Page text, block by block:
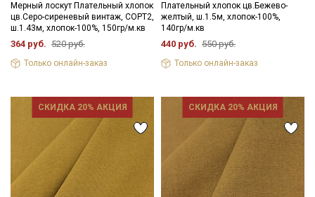
Мерный лоскут Плательный хлопок
цв.Серо-сиреневый винтаж, СОРТ2,
ш.1.43м, хлопок-100%, 150гр/м.кв
364 руб. 520 руб.
Только онлайн-заказ
Плательный хлопок цв.Бежево-
желтый, ш.1.5м, хлопок-100%,
140гр/м.кв
440 руб. 550 руб.
Только онлайн-заказ
СКИДКА 20% АКЦИЯ СКИДКА 20% АКЦИЯ